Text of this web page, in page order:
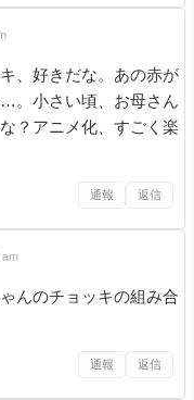
、好きだな。あの赤が
。小さい頃、お母さん
？アニメ化、すごく楽
通報 返信
am
んのチョッキの組み合
通報 返信